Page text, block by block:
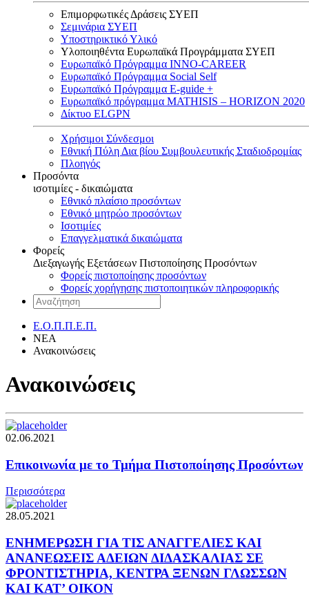
Επιμορφωτικές Δράσεις ΣΥΕΠ
Σεμινάρια ΣΥΕΠ
Υποστηρικτικό Υλικό
Υλοποιηθέντα Ευρωπαϊκά Προγράμματα ΣΥΕΠ
Ευρωπαϊκό Πρόγραμμα INNO-CAREER
Ευρωπαϊκό Πρόγραμμα Social Self
Ευρωπαϊκό Πρόγραμμα E-guide +
Ευρωπαϊκό πρόγραμμα MATHISIS – HORIZON 2020
Δίκτυο ELGPN
Χρήσιμοι Σύνδεσμοι
Εθνική Πύλη Δια βίου Συμβουλευτικής Σταδιοδρομίας
Πλοηγός
Προσόντα
ισοτιμίες - δικαιώματα
Εθνικό πλαίσιο προσόντων
Εθνικό μητρώο προσόντων
Ισοτιμίες
Επαγγελματικά δικαιώματα
Φορείς
Διεξαγωγής Εξετάσεων Πιστοποίησης Προσόντων
Φορείς πιστοποίησης προσόντων
Φορείς χορήγησης πιστοποιητικών πληροφορικής
Ε.Ο.Π.Π.Ε.Π.
ΝΕΑ
Ανακοινώσεις
Ανακοινώσεις
02.06.2021
Επικοινωνία με το Τμήμα Πιστοποίησης Προσόντων
Περισσότερα
28.05.2021
ΕΝΗΜΕΡΩΣΗ ΓΙΑ ΤΙΣ ΑΝΑΓΓΕΛΙΕΣ ΚΑΙ
ΑΝΑΝΕΩΣΕΙΣ ΑΔΕΙΩΝ ΔΙΔΑΣΚΑΛΙΑΣ ΣΕ
ΦΡΟΝΤΙΣΤΗΡΙΑ, ΚΕΝΤΡΑ ΞΕΝΩΝ ΓΛΩΣΣΩΝ
ΚΑΙ ΚΑΤ’ ΟΙΚΟΝ